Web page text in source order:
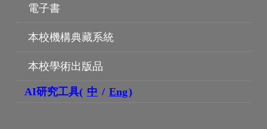
電子書
本校機構典藏系統
本校學術出版品
AI研究工具( 中 / Eng)